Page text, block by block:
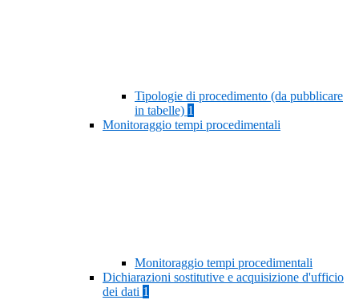
Tipologie di procedimento (da pubblicare
in tabelle) 1
Monitoraggio tempi procedimentali
Monitoraggio tempi procedimentali
Dichiarazioni sostitutive e acquisizione d'ufficio
dei dati 1